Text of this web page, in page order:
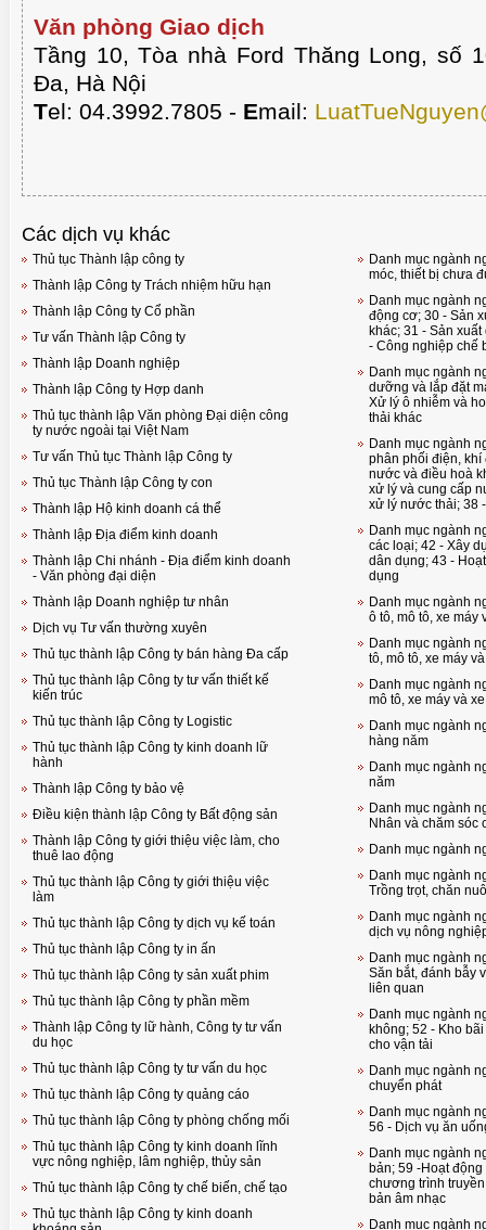
Văn phòng Giao dịch
Tầng 10, Tòa nhà Ford Thăng Long, số
Đa, Hà Nội
Tel: 04.3992.7805 - Email:
Các dịch vụ khác
Thủ tục Thành lập công ty
Thành lập Công ty Trách nhiệm hữu hạn
Thành lập Công ty Cổ phần
Tư vấn Thành lập Công ty
Thành lập Doanh nghiệp
Thành lập Công ty Hợp danh
Thủ tục thành lập Văn phòng Đại diện công
ty nước ngoài tại Việt Nam
Tư vấn Thủ tục Thành lập Công ty
Thủ tục Thành lập Công ty con
Thành lập Hộ kinh doanh cá thể
Thành lập Địa điểm kinh doanh
Thành lập Chi nhánh - Địa điểm kinh doanh
- Văn phòng đại diện
Thành lập Doanh nghiệp tư nhân
Dịch vụ Tư vấn thường xuyên
Thủ tục thành lập Công ty bán hàng Đa cấp
Thủ tục thành lập Công ty tư vấn thiết kế
kiến trúc
Thủ tục thành lập Công ty Logistic
Thủ tục thành lập Công ty kinh doanh lữ
hành
Thành lập Công ty bảo vệ
Điều kiện thành lập Công ty Bất động sản
Thành lập Công ty giới thiệu việc làm, cho
thuê lao động
Thủ tục thành lập Công ty giới thiệu việc
làm
Thủ tục thành lập Công ty dịch vụ kế toán
Thủ tục thành lập Công ty in ấn
Thủ tục thành lập Công ty sản xuất phim
Thủ tục thành lập Công ty phần mềm
Thành lập Công ty lữ hành, Công ty tư vấn
du học
Thủ tục thành lập Công ty tư vấn du học
Thủ tục thành lập Công ty quảng cáo
Thủ tục thành lập Công ty phòng chống mối
Thủ tục thành lập Công ty kinh doanh lĩnh
vực nông nghiệp, lâm nghiệp, thủy sản
Thủ tục thành lập Công ty chế biến, chế tạo
Thủ tục thành lập Công ty kinh doanh
Danh mục ngành
móc, thiết bị chưa
Danh mục ngành
động cơ; 30 - Sản
khác; 31 - Sản
- Công nghiệp chế
Danh mục ngành
dưỡng và lắp đặt
Xử lý ô nhiễm và
thải khác
Danh mục ngành
phân phối điện,
nước và điều hoà
xử lý và cung cấp
xử lý nước thải; 38
Danh mục ngành
các loại; 42 - Xây dựng công trình
dân dụng; 43 -
dụng
Danh mục ngành
ô tô, mô tô, xe máy
Danh mục ngành
tô, mô tô, xe máy
Danh mục ngành
mô tô, xe máy và
Danh mục ngành
hàng năm
Danh mục ngành
năm
Danh mục ngành
Nhân và chăm sóc
Danh mục ngành
Danh mục ngành
Trồng trọt, chăn
Danh mục ngành
dịch vụ nông
Danh mục ngành
Săn bắt, đánh bẫy
liên quan
Danh mục ngành
không; 52 - Kho
cho vận tải
Danh mục ngành
chuyển phát
Danh mục ngành
56 - Dịch vụ ăn
Danh mục ngành
bản; 59 -Hoạt
chương trình
bản âm nhạc
Danh mục ngành